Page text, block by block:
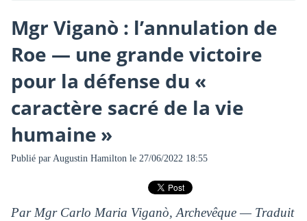
Mgr Viganò : l’annulation de
Roe — une grande victoire
pour la défense du «
caractère sacré de la vie
humaine »
Publié par Augustin Hamilton le 27/06/2022 18:55
Par Mgr Carlo Maria Viganò, Archevêque — Traduit